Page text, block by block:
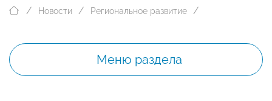
Новости Региональное развитие
Меню раздела